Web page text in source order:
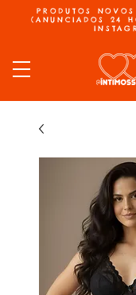
PRODUTOS
(ANUNCIADOS 24